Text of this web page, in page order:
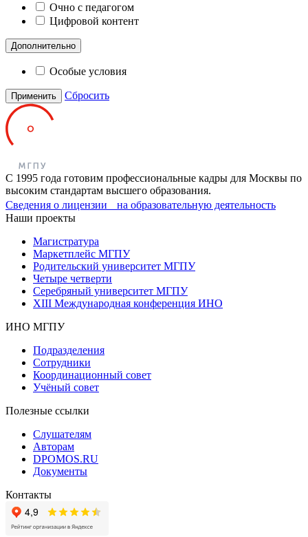
Очно с педагогом
Цифровой контент
Дополнительно
Особые условия
Применить Сбросить
С 1995 года готовим профессиональные кадры для Москвы по
высоким стандартам высшего образования.
Сведения о лицензии на образовательную деятельность
Наши проекты
Магистратура
Маркетплейс МГПУ
Родительский университет МГПУ
Четыре четверти
Серебряный университет МГПУ
XIII Международная конференция ИНО
ИНО МГПУ
Подразделения
Сотрудники
Координационный совет
Учёный совет
Полезные ссылки
Слушателям
Авторам
DPOMOS.RU
Документы
Контакты